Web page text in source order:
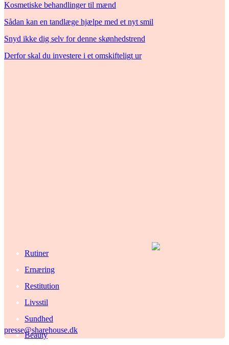
Kosmetiske behandlinger til mænd
Sådan kan en tandlæge hjælpe med et nyt smil
Snyd ikke dig selv for denne skønhedstrend
Derfor skal du investere i et omskifteligt ur
Rutiner
Ernæring
Restitution
Livsstil
Sundhed
Beauty
presse@sharehouse.dk